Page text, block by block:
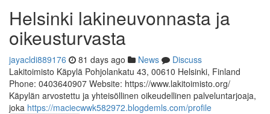
Helsinki lakineuvonnasta ja
oikeusturvasta
jayacldi889176 81 days ago News
Discuss
Lakitoimisto Käpylä Pohjolankatu 43, 00610 Helsinki, Finland
Phone: 0403640907 Website: https://www.lakitoimisto.org/
Käpylän arvostettu ja yhteisöllinen oikeudellinen palveluntarjoaja,
joka https://maciecwwk582972.blogdemls.com/profile